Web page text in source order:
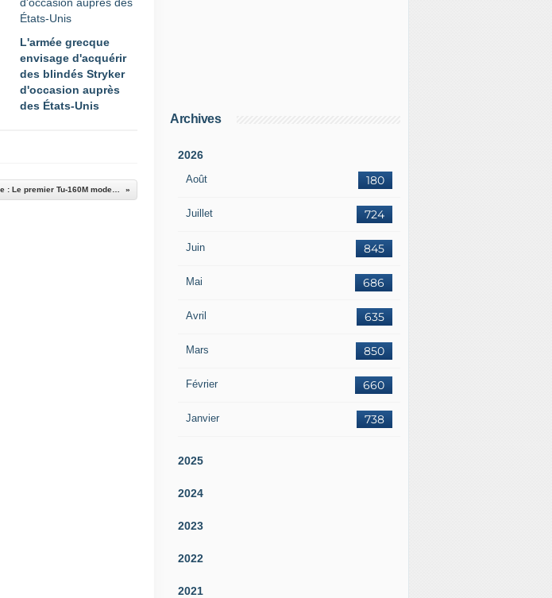
L'armée grecque
envisage d'acquérir
des blindés Stryker
d'occasion auprès
des États-Unis
Russie : Le premier Tu-160M modernisé aux essais
Archives
2026
Août 180
Juillet 724
Juin 845
Mai 686
Avril 635
Mars 850
Février 660
Janvier 738
2025
2024
2023
2022
2021